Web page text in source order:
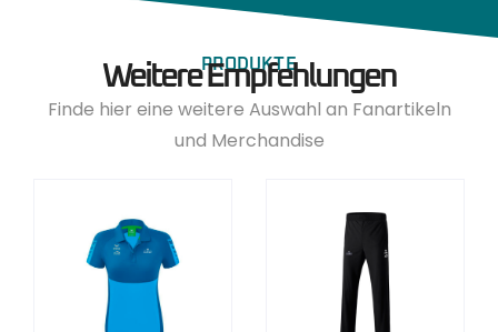
PRODUKTE
Weitere Empfehlungen
Finde hier eine weitere Auswahl an Fanartikeln
und Merchandise